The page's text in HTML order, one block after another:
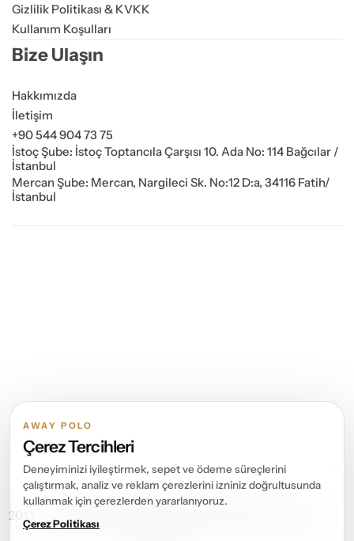
Gizlilik Politikası & KVKK
Kullanım Koşulları
Bize Ulaşın
Hakkımızda
İletişim
+90 544 904 73 75
İstoç Şube: İstoç Toptancıla Çarşısı 10. Ada No: 114 Bağcılar /
İstanbul
Mercan Şube: Mercan, Nargileci Sk. No:12 D:a, 34116 Fatih/
İstanbul
2013 – 2026 ©
AWAY POLO
Çerez Tercihleri
Deneyiminizi iyileştirmek, sepet ve ödeme süreçlerini
çalıştırmak, analiz ve reklam çerezlerini izniniz doğrultusunda
kullanmak için çerezlerden yararlanıyoruz.
Çerez Politikası